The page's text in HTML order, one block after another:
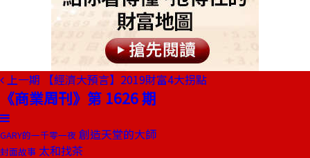
上一期 【經濟大預言】2019財富4大拐點
《商業周刊》第 1626 期
GARY的一千零一夜 創造天堂的大師
封面故事 太和找茶